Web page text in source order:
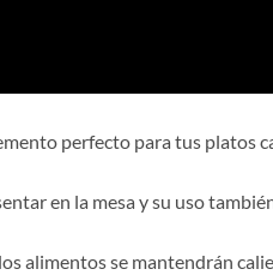
perfecto para tus platos
en la mesa y su uso
alimentos se mantendrán